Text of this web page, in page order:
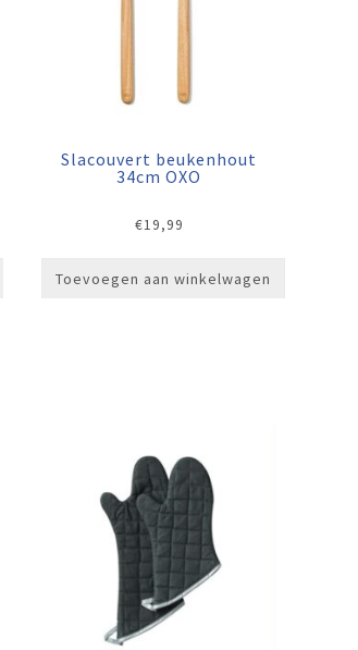
Slacouvert beukenhout
34cm OXO
€19,99
Toevoegen aan winkelwagen